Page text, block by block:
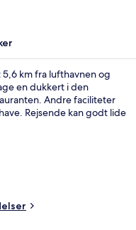
km fra lufthavnen og
en dukkert i den
Andre faciliteter
Rejsende kan godt lide